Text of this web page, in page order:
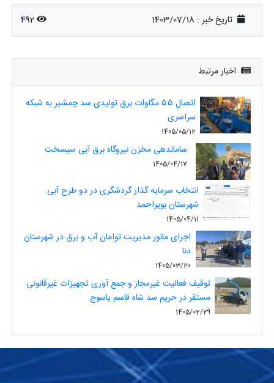
تاریخ خبر : 1403/07/18 492
اخبار مرتبط
اتصال ۵۵ مگاوات برق تولیدی سد چمشیر به شبکه
سراسری
1405/05/12
ساماندهی مخزن نیروگاه برق آبی سیسخت
1405/04/17
انتخاب سرمایه گذار گردشگری در دو طرح آبی
شهرستان بویراحمد
1405/04/11
اجرای مانور مدیریت توامان آب و برق در شهرستان
دنا
1405/03/20
توقیف فعالیت غیرمجاز و جمع آوری تجهیزات غیرقانونی
مستقر در حریم سد شاه قاسم یاسوج
1405/02/29